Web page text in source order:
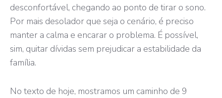
desconfortável, chegando ao ponto de tirar o sono.
Por mais desolador que seja o cenário, é preciso
manter a calma e encarar o problema. É possível,
sim, quitar dívidas sem prejudicar a estabilidade da
família.
No texto de hoje, mostramos um caminho de 9